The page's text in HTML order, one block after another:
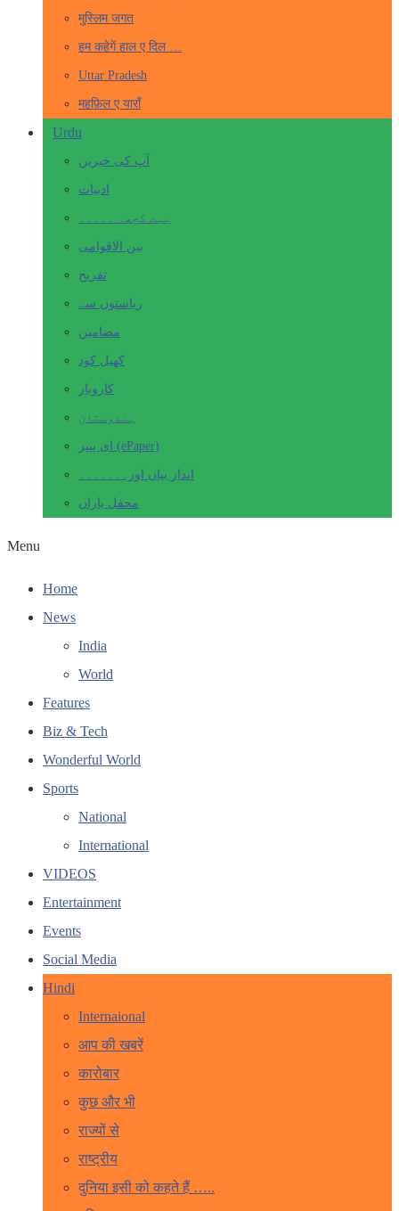
मुस्लिम जगत
हम कहेगें हाल ए दिल …
Uttar Pradesh
महफ़िल ए याराँ
Urdu
آپ کی خبریں
ادبیات
بہت کچھ۔ ۔۔۔۔۔
بین الاقوامی
تفریح
ریاستوں سے
مضامین
کھیل کود
کاروبار
ہندوستان
ای پیپر (ePaper)
انداز بیاں اور۔۔۔۔۔۔۔
محفل یاراں
Menu
Home
News
India
World
Features
Biz & Tech
Wonderful World
Sports
National
International
VIDEOS
Entertainment
Events
Social Media
Hindi
Internaional
आप की खबरें
कारोबार
कुछ और भी
राज्यों से
राष्ट्रीय
दुनिया इसी को कहते हैं …..